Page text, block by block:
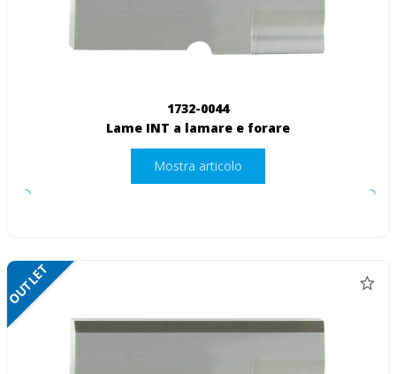
1732-0044
Lame INT a lamare e forare
Mostra articolo
OUTLET